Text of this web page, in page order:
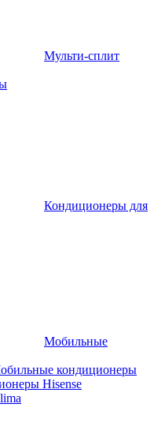
Мульти-сплит
Кондиционеры для
Мобильные
кондиционеры
Hisense